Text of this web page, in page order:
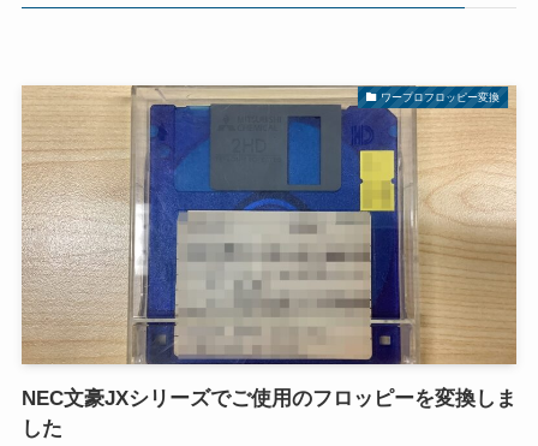
ワープロフロッピー変換
NEC文豪JXシリーズでご使用のフロッピーを変換しま
した